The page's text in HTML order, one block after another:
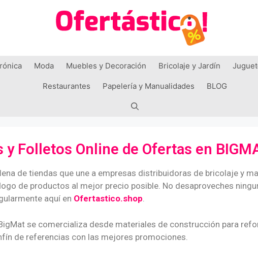
Moda Muebles y Decoración Bricolaje y Jardín
Restaurantes Papelería y Manualidades BLOG
y Folletos Online de Ofertas en
de tiendas que une a empresas distribuidoras de bricolaje y
de productos al mejor precio posible. No desaproveches
aquí en Ofertastico.shop.
se comercializa desde materiales de construcción para
de referencias con las mejores promociones.